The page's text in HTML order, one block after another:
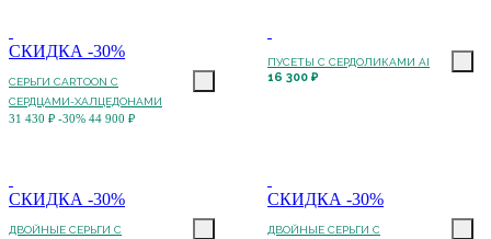
СКИДКА -30%
СЕРЬГИ CARTOON C
СЕРДЦАМИ-ХАЛЦЕДОНАМИ
31 430 ₽ -30% 44 900 ₽
ПУСЕТЫ С CЕРДОЛИКАМИ AI
16 300 ₽
СКИДКА -30%
ДВОЙНЫЕ СЕРЬГИ С
СКИДКА -30%
ДВОЙНЫЕ СЕРЬГИ С